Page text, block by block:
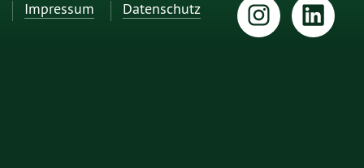
Impressum Datenschutz